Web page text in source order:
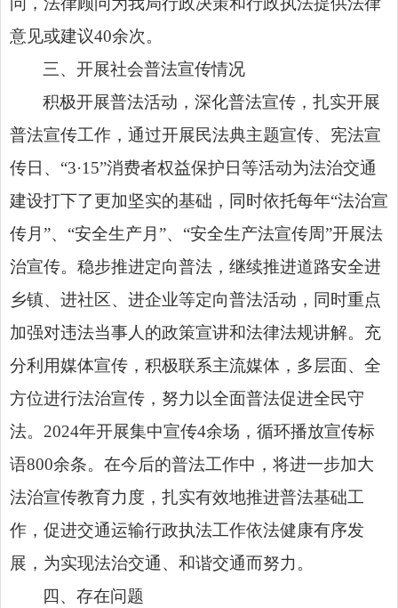
意见或建议40余次。
三、开展社会普法宣传情况
积极开展普法活动，深化普法宣传，扎实开展
普法宣传工作，通过开展民法典主题宣传、宪法宣
传日、“3·15”消费者权益保护日等活动为法治交通
建设打下了更加坚实的基础，同时依托每年“法治宣
传月”、“安全生产月”、“安全生产法宣传周”开展法
治宣传。稳步推进定向普法，继续推进道路安全进
乡镇、进社区、进企业等定向普法活动，同时重点
加强对违法当事人的政策宣讲和法律法规讲解。充
分利用媒体宣传，积极联系主流媒体，多层面、全
方位进行法治宣传，努力以全面普法促进全民守
法。2024年开展集中宣传4余场，循环播放宣传标
语800余条。在今后的普法工作中，将进一步加大
法治宣传教育力度，扎实有效地推进普法基础工
作，促进交通运输行政执法工作依法健康有序发
展，为实现法治交通、和谐交通而努力。
四、存在问题